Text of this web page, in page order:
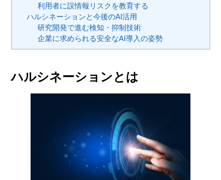
利用者に誤情報リスクを教育する
ハルシネーションと今後のAI活用
研究開発で進む検知・抑制技術
企業に求められる安全なAI導入の姿勢
ハルシネーションとは